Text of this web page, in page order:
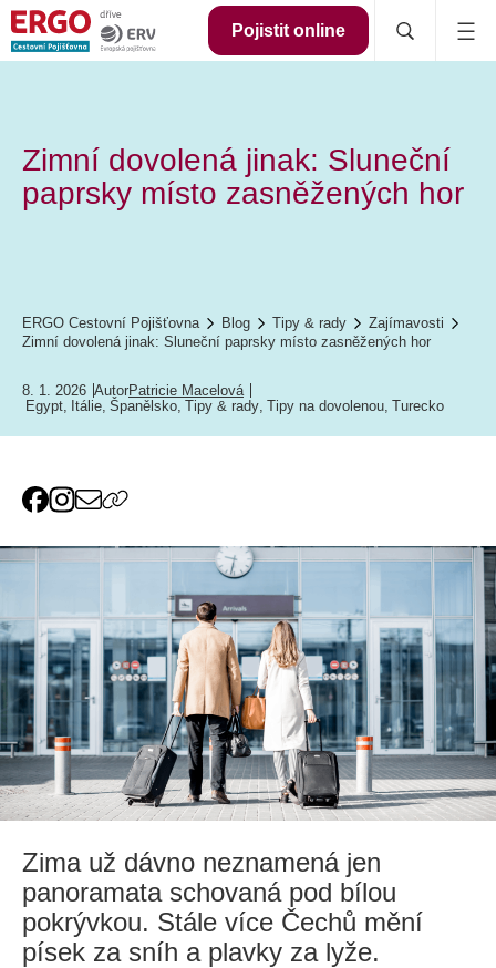
Pojistit online
Zimní dovolená jinak: Sluneční
paprsky místo zasněžených hor
ERGO Cestovní Pojišťovna Blog Tipy & rady
Zajímavosti
Zimní dovolená jinak: Sluneční paprsky místo zasněžených hor
8. 1. 2026 AutorPatricie Macelová
Egypt, Itálie, Španělsko, Tipy & rady, Tipy na dovolenou, Turecko
Zima už dávno neznamená jen
panoramata schovaná pod bílou
pokrývkou. Stále více Čechů mění
písek za sníh a plavky za lyže.